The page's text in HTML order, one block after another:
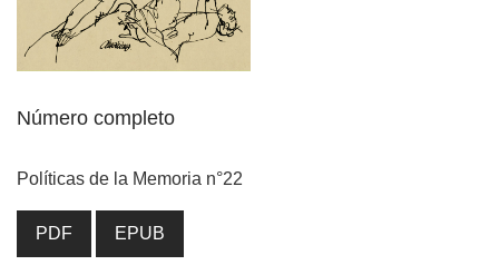
Número completo
Políticas de la Memoria n°22
PDF EPUB